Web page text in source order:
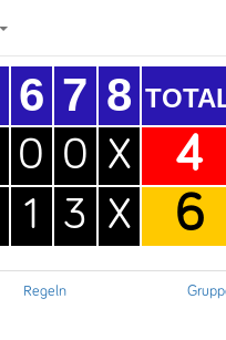
6
0
1
7
0
3
8
X
X
4
6
Regeln